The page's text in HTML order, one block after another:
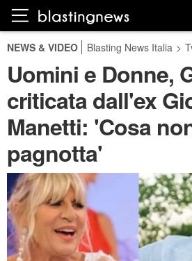
NEWS & VIDEO Blasting News Italia >
Uomini e Donne,
criticata dall'ex
Manetti: 'Cosa
pagnotta'